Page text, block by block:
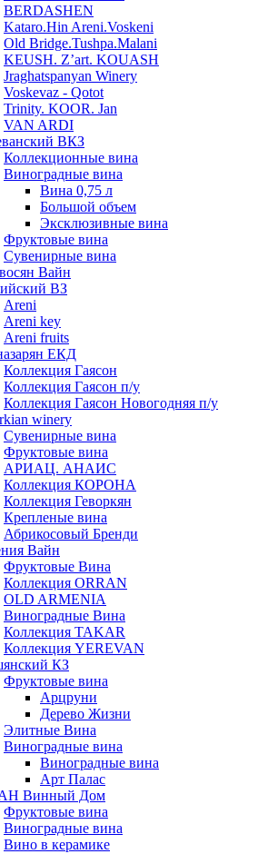
BERDASHEN
Kataro.Hin Areni.Voskeni
Old Bridge.Tushpa.Malani
KEUSH. Z’art. KOUASH
Jraghatspanyan Winery
Voskevaz - Qotot
Trinity. KOOR. Jan
VAN ARDI
ВКЗ
Коллекционные вина
Виноградные вина
Вина 0,75 л
Большой объем
Эксклюзивные вина
Фруктовые вина
Cувенирные вина
Вайн
ВЗ
Areni
Areni key
Areni fruits
ЕКД
Коллекция Гаясон
Коллекция Гаясон п/у
Коллекция Гаясон Новогодняя п/у
winery
Сувенирные вина
Фруктовые вина
АРИАЦ. АНАИС
Коллекция КОРОНА
Коллекция Геворкян
Крепленые вина
Абрикосовый Бренди
Вайн
Фруктовые Вина
Коллекция ORRAN
OLD ARMENIA
Виноградные Вина
Коллекция TAKAR
Коллекция YEREVAN
КЗ
Фруктовые вина
Арцруни
Дерево Жизни
Элитные Вина
Виноградные вина
Виноградные вина
Арт Палас
Винный Дом
Фруктовые вина
Виноградные вина
Вино в керамике